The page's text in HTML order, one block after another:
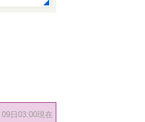
09日03:00現在